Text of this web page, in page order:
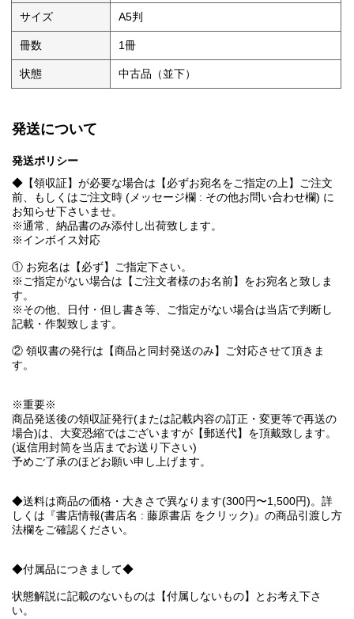
サイズ A5判
冊数 1冊
状態 中古品（並下）
発送について
発送ポリシー
◆【領収証】が必要な場合は【必ずお宛名をご指定の上】ご注文
前、もしくはご注文時 (メッセージ欄 : その他お問い合わせ欄) に
お知らせ下さいませ。
※通常、納品書のみ添付し出荷致します。
※インボイス対応
① お宛名は【必ず】ご指定下さい。
※ご指定がない場合は【ご注文者様のお名前】をお宛名と致しま
す。
※その他、日付・但し書き等、ご指定がない場合は当店で判断し
記載・作製致します。
② 領収書の発行は【商品と同封発送のみ】ご対応させて頂きま
す。
※重要※
商品発送後の領収証発行(または記載内容の訂正・変更等で再送の
場合)は、大変恐縮ではございますが【郵送代】を頂戴致します。
(返信用封筒を当店までお送り下さい)
予めご了承のほどお願い申し上げます。
◆送料は商品の価格・大きさで異なります(300円〜1,500円)。詳
しくは『書店情報(書店名 : 藤原書店 をクリック)』の商品引渡し方
法欄をご確認ください。
◆付属品につきまして◆
状態解説に記載のないものは【付属しないもの】とお考え下さ
い。